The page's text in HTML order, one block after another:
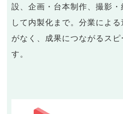
設、企画・台本制作、撮影
して内製化まで。分業によ
がなく、成果につながるス
す。